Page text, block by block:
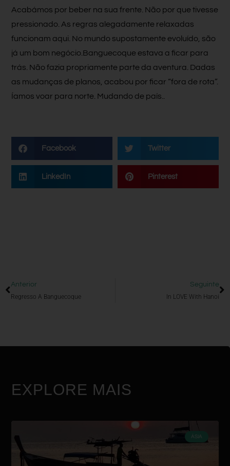
Acabámos por beber na sua frente. Não por que tivesse
pressionado. As regras alegadamente relaxadas
funcionam aqui. No mundo supostamente evoluído, são
já um bom negócio.Banguecoque estava a ficar para
trás. Não fazia propriamente parte da aventura. Dadas
as mudanças de planos, acabou por ficar “fora de rota”.
Íamos voar para norte. Mudando de país..
Facebook Twitter
LinkedIn Pinterest
Anterior
Regresso A Banguecoque
Seguinte
In LOVE With Hanoi
EXPLORE MAIS
ÁSIA